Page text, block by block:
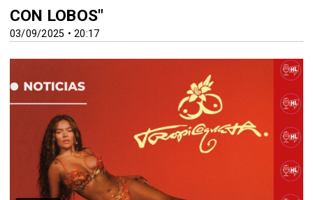
03/09/2025 • 20:17
CON LOBOS"